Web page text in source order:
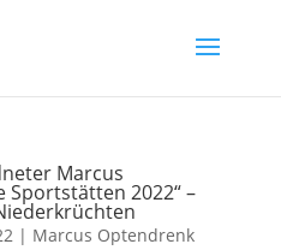
Marcus
Sportstätten 2022“ –
| Marcus Optendrenk